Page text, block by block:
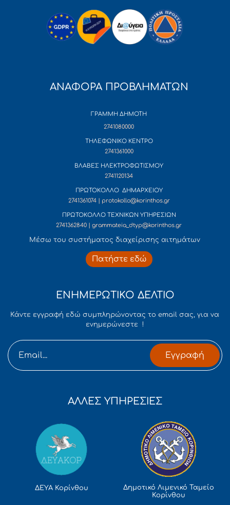
ΑΝΑΦΟΡΑ ΠΡΟΒΛΗΜΑΤΩΝ
ΓΡΑΜΜΗ ΔΗΜΟΤΗ
2741080000
ΤΗΛΕΦΩΝΙΚΟ ΚΕΝΤΡΟ
2741361000
ΒΛΑΒΕΣ ΗΛΕΚΤΡΟΦΩΤΙΣΜΟΥ
2741120134
ΠΡΩΤΟΚΟΛΛΟ ΔΗΜΑΡΧΕΙΟΥ
2741361074 | protokollo@korinthos.gr
ΠΡΩΤΟΚΟΛΛΟ ΤΕΧΝΙΚΩΝ ΥΠΗΡΕΣΙΩΝ
2741362840 | grammateia_dtyp@korinthos.gr
Mέσω του συστήματος διαχείρισης αιτημάτων
Πατήστε εδώ
ΕΝΗΜΕΡΩΤΙΚΟ ΔΕΛΤΙΟ
Κάντε εγγραφή εδώ συμπληρώνοντας το email σας, για να
ενημερώνεστε !
Εγγραφή
ΑΛΛΕΣ ΥΠΗΡΕΣΙΕΣ
ΔΕΥΑ Κορίνθου
Δημοτικό Λιμενικό Ταμείο
Κορίνθου